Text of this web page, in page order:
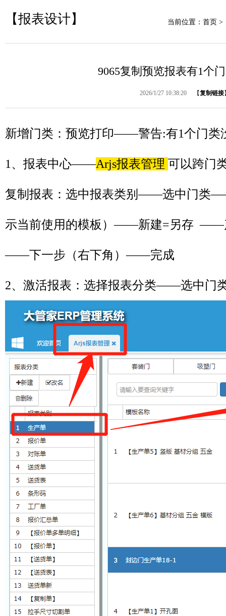
【报表设计】 当前位置： 首页 >
9065复制预览报表有1个
2026/1/27 10:38:20 【复制链接
新增门类：预览打印——警告:有1个门类
1、报表中心——Arjs报表管理 可以跨门
复制报表：选中报表类别——选中门类
示当前使用的模板）——新建=另存 ——
——下一步（右下角）——完成
2、激活报表：选择报表分类——选中